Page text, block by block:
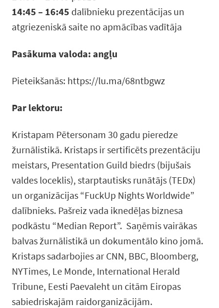
14:45 – 16:45 dalībnieku prezentācijas un
atgriezeniskā saite no apmācības vadītāja
Pasākuma valoda: angļu
Pieteikšanās: https://lu.ma/68ntbgwz
Par lektoru:
Kristapam Pētersonam 30 gadu pieredze
žurnālistikā. Kristaps ir sertificēts prezentāciju
meistars, Presentation Guild biedrs (bijušais
valdes loceklis), starptautisks runātājs (TEDx)
un organizācijas “FuckUp Nights Worldwide”
dalībnieks. Pašreiz vada iknedēļas biznesa
podkāstu “Median Report”. Saņēmis vairākas
balvas žurnālistikā un dokumentālo kino jomā.
Kristaps sadarbojies ar CNN, BBC, Bloomberg,
NYTimes, Le Monde, International Herald
Tribune, Eesti Paevaleht un citām Eiropas
sabiedriskajām raidorganizācijām.